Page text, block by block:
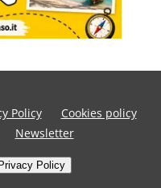
Policy
Cookies policy
Newsletter
Policy